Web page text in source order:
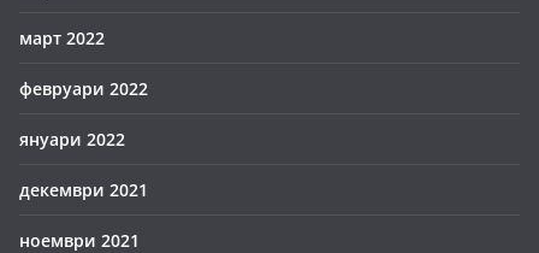
март 2022
февруари 2022
януари 2022
декември 2021
ноември 2021